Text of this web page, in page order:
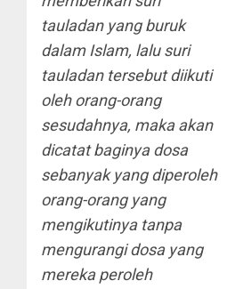
tauladan yang buruk
dalam Islam, lalu suri
tauladan tersebut diikuti
oleh orang-orang
sesudahnya, maka akan
dicatat baginya dosa
sebanyak yang diperoleh
orang-orang yang
mengikutinya tanpa
mengurangi dosa yang
mereka peroleh